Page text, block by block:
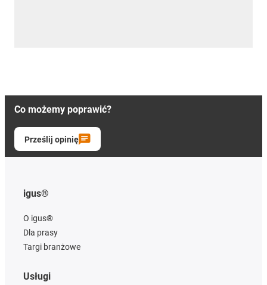
Co możemy poprawić?
Prześlij opinię
igus®
O igus®
Dla prasy
Targi branżowe
Usługi